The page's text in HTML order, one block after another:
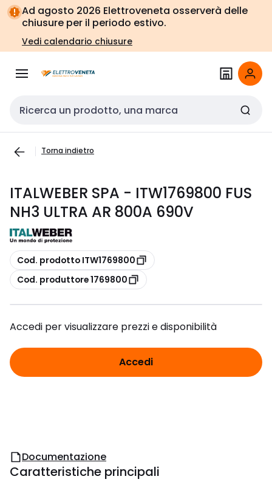
Vai alla
navigazione
Vai
alla
pagina
Ad agosto 2026 Elettroveneta osserverà delle
chiusure per il periodo estivo.
Vedi calendario chiusure
Cerca input
Torna indietro
ITALWEBER SPA - ITW1769800 FUS
NH3 ULTRA AR 800A 690V
copia
Cod. prodotto ITW1769800
copia
Cod. produttore 1769800
Accedi per visualizzare prezzi e disponibilità
Accedi
Documentazione
Caratteristiche principali